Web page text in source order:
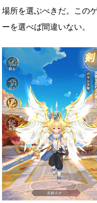
場所を選ぶべきだ。この
ーを選べば間違いない。